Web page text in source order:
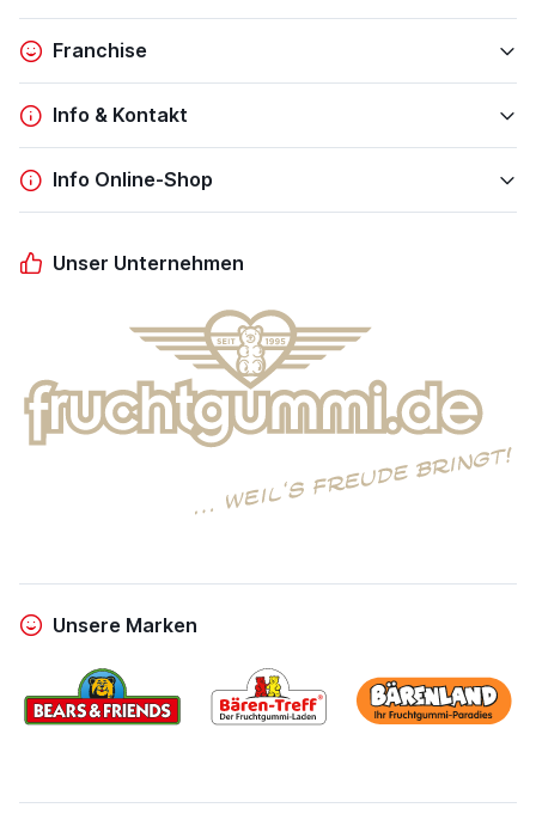
Franchise
Info & Kontakt
Info Online-Shop
Unser Unternehmen
Unsere Marken